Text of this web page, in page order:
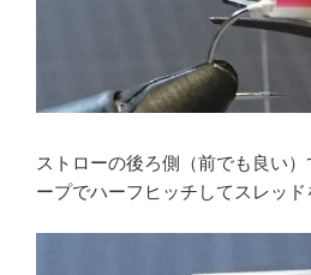
ストローの後ろ側（前でも良い
ープでハーフヒッチしてスレッド